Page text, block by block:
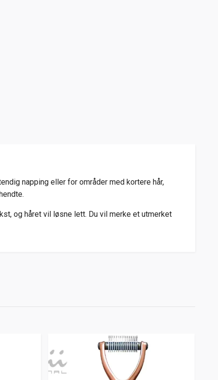
napping eller for områder med kortere hår,
og håret vil løsne lett. Du vil merke et utmerket